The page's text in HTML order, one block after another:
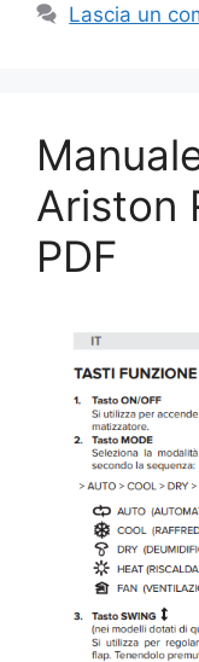
Lascia un
Ariston
PDF